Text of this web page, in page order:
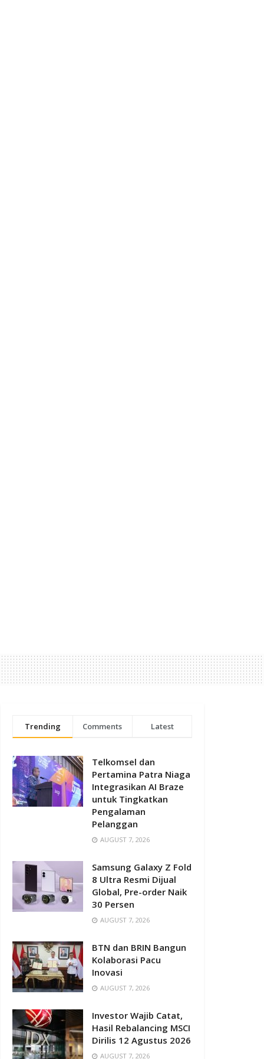
Trending Comments Latest
Telkomsel dan
Pertamina Patra Niaga
Integrasikan AI Braze
untuk Tingkatkan
Pengalaman
Pelanggan
AUGUST 7, 2026
Samsung Galaxy Z Fold
8 Ultra Resmi Dijual
Global, Pre-order Naik
30 Persen
AUGUST 7, 2026
BTN dan BRIN Bangun
Kolaborasi Pacu
Inovasi
AUGUST 7, 2026
Investor Wajib Catat,
Hasil Rebalancing MSCI
Dirilis 12 Agustus 2026
AUGUST 7, 2026